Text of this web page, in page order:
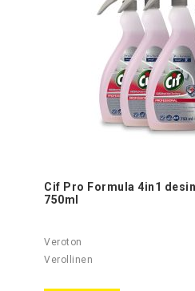
Cif Pro Formula 4in1
750ml